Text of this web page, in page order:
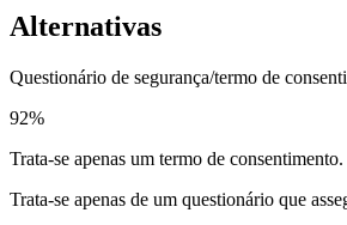
Alternativas
Questionário de segurança/termo de
92%
Trata-se apenas um termo de consentimento.
Trata-se apenas de um questionário que